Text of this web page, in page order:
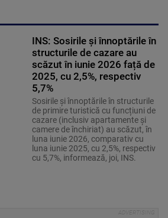
INS: Sosirile și înnoptările în
structurile de cazare au
scăzut în iunie 2026 față de
2025, cu 2,5%, respectiv
5,7%
Sosirile și înnoptările în structurile
de primire turistică cu funcțiuni de
cazare (inclusiv apartamente și
camere de închiriat) au scăzut, în
luna iunie 2026, comparativ cu
luna iunie 2025, cu 2,5%, respectiv
cu 5,7%, informează, joi, INS.